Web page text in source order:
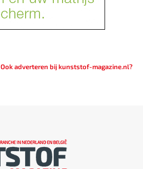
Ook adverteren bij kunststof-magazine.nl?